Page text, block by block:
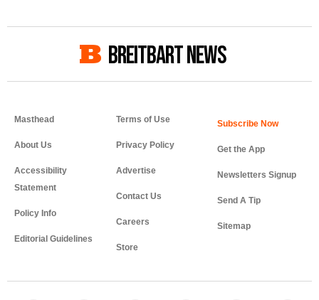
BREITBART NEWS
Masthead
About Us
Accessibility
Statement
Policy Info
Editorial Guidelines
Terms of Use
Privacy Policy
Advertise
Contact Us
Careers
Store
Get the App
Newsletters Signup
Send A Tip
Sitemap